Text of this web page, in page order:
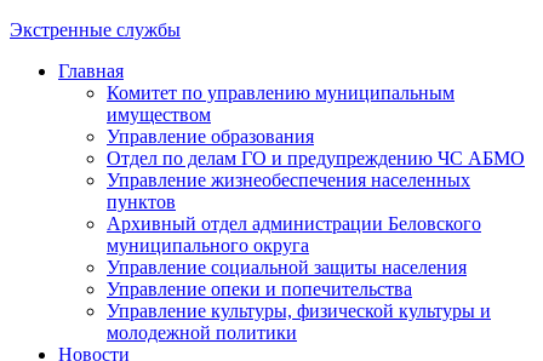
Экстренные службы
Главная
Комитет по управлению муниципальным
имуществом
Управление образования
Отдел по делам ГО и предупреждению ЧС АБМО
Управление жизнеобеспечения населенных
пунктов
Архивный отдел администрации Беловского
муниципального округа
Управление социальной защиты населения
Управление опеки и попечительства
Управление культуры, физической культуры и
молодежной политики
Новости